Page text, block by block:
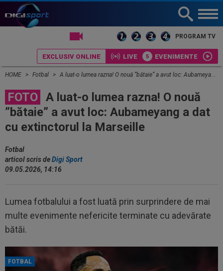
PROGRAM TV
EXCLUSIV ONLINE LIVE EVENIMENTE
HOME Fotbal A luat-o lumea razna! O nouă ”bătaie” a avut loc: Aubameyang a dat cu extinctorul la Marseille
FOTO A luat-o lumea razna! O nouă
”bătaie” a avut loc: Aubameyang a dat
cu extinctorul la Marseille
Fotbal
articol scris deDigi Sport
09.05.2026, 14:16
Lumea fotbalului a fost luată prin surprindere de mai
multe evenimente nefericite terminate cu adevărate
bătăi.
FOTBAL